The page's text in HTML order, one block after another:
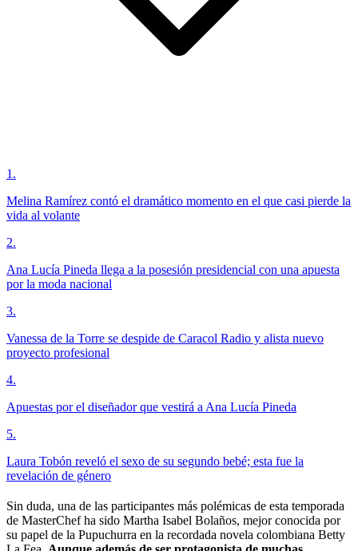
1 .
Melina Ramírez contó el dramático momento en el que casi pierde la
vida al volante
2.
Ana Lucía Pineda llega a la posesión presidencial con una apuesta
por la moda nacional
3.
Vanessa de la Torre se despide de Caracol Radio y alista nuevo
proyecto profesional
4.
Apuestas por el diseñador que vestirá a Ana Lucía Pineda
5.
Laura Tobón reveló el sexo de su segundo bebé; esta fue la
revelación de género
Sin duda, una de las participantes más polémicas de esta temporada
de MasterChef ha sido Martha Isabel Bolaños, mejor conocida por
su papel de la Pupuchurra en la recordada novela colombiana Betty